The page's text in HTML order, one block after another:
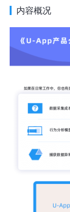
内容概况